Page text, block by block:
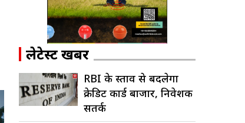
लेटेस्ट खबरें
RBI के प्रस्ताव से बदलेगा
क्रेडिट कार्ड बाजार, निवेशक
सतर्क